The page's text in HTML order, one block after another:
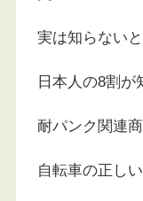
実は知らない
日本人の8割が
耐パンク関連
自転車の正し